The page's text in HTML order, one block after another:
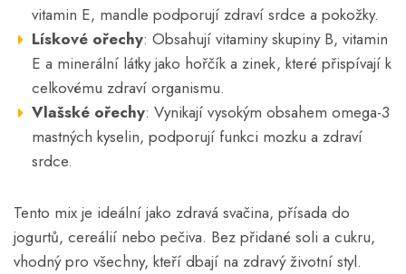
vitamin E, mandle podporují zdraví srdce a pokožky.
Lískové ořechy: Obsahují vitaminy skupiny B, vitamin
E a minerální látky jako hořčík a zinek, které přispívají k
celkovému zdraví organismu.
Vlašské ořechy: Vynikají vysokým obsahem omega-3
mastných kyselin, podporují funkci mozku a zdraví
srdce.
Tento mix je ideální jako zdravá svačina, přísada do
jogurtů, cereálií nebo pečiva. Bez přidané soli a cukru,
vhodný pro všechny, kteří dbají na zdravý životní styl.